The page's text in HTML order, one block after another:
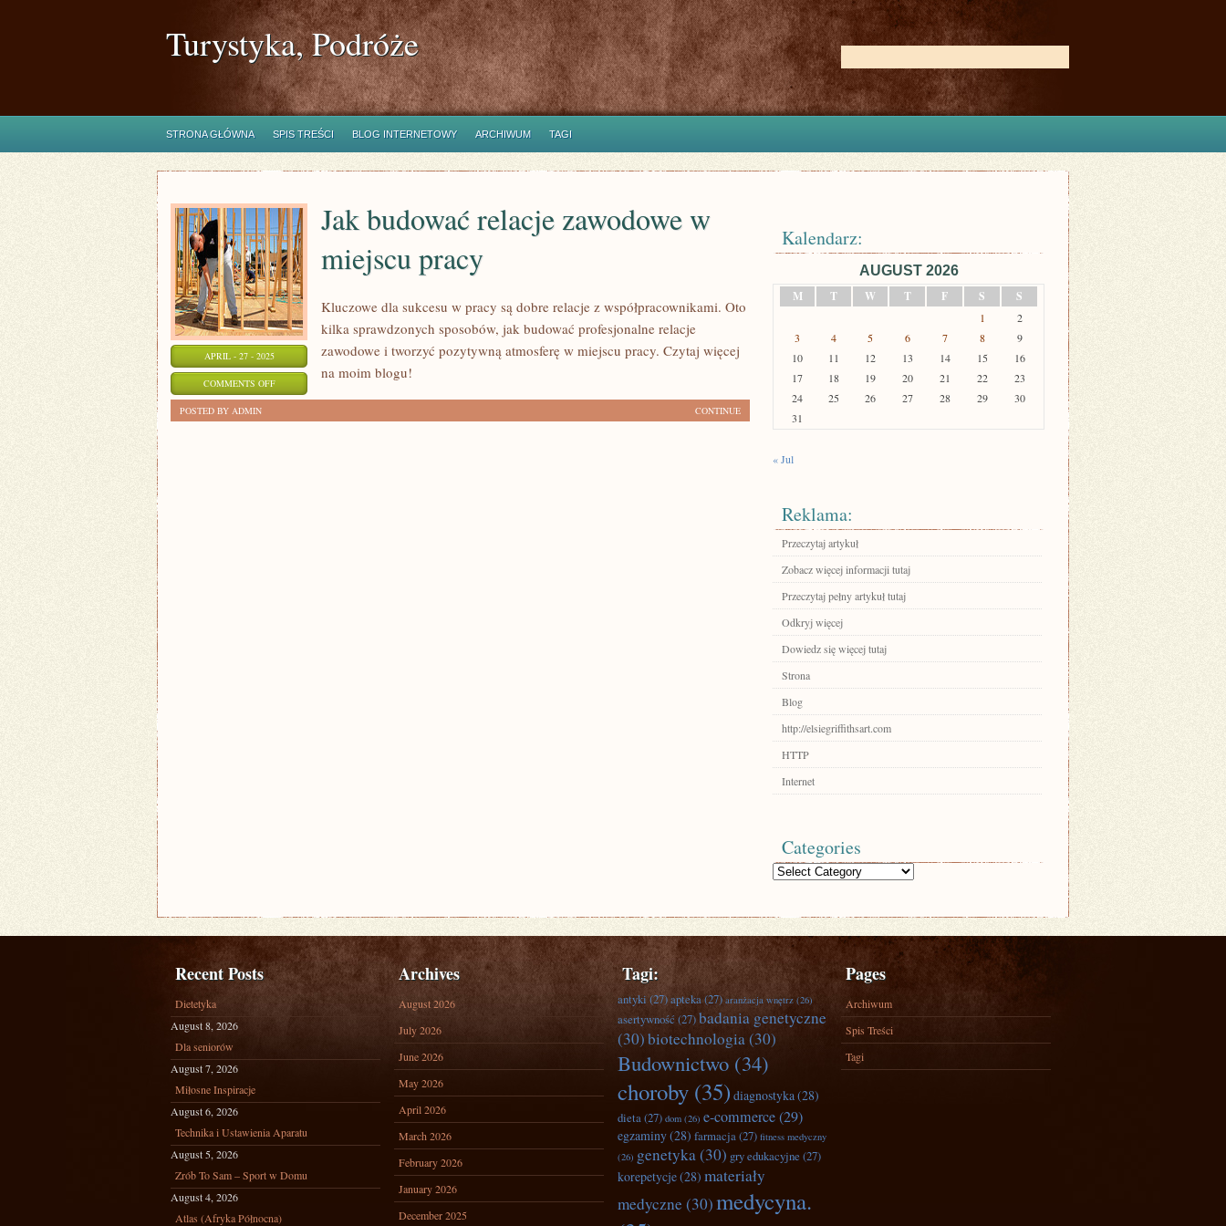
Turystyka, Podróże
STRONA GŁÓWNA SPIS TREŚCI BLOG INTERNETOWY ARCHIWUM TAGI
APRIL - 27 - 2025
COMMENTS OFFON
Jak budować relacje zawodowe w
miejscu pracy
Kluczowe dla sukcesu w pracy są dobre relacje z współpracownikami. Oto
kilka sprawdzonych sposobów, jak budować profesjonalne relacje
zawodowe i tworzyć pozytywną atmosferę w miejscu pracy. Czytaj więcej
na moim blogu!
CONTINUE
POSTED BY ADMIN
Kalendarz:
AUGUST 2026
M
T W T F S S
1
2
3
4 5 6 7 8
9
10
11 12 13 14 15
16
17
18 19 20 21 22
23
24
25 26 27 28 29
30
31
« Jul
Reklama:
Przeczytaj artykuł
Zobacz więcej informacji tutaj
Przeczytaj pełny artykuł tutaj
Odkryj więcej
Dowiedz się więcej tutaj
Strona
Blog
http://elsiegriffithsart.com
HTTP
Internet
Categories
Categories
Recent Posts
Dietetyka
August 8, 2026
Dla seniorów
August 7, 2026
Miłosne Inspiracje
August 6, 2026
Technika i Ustawienia Aparatu
August 5, 2026
Zrób To Sam – Sport w Domu
August 4, 2026
Atlas (Afryka Północna)
Archives
August 2026
July 2026
June 2026
May 2026
April 2026
March 2026
February 2026
January 2026
December 2025
Tagi:
antyki(27)apteka(27) aranżacja wnętrz (26)
asertywność (27)badania genetyczne
(30)biotechnologia(30)
Budownictwo (34)
choroby (35) diagnostyka(28)
dieta(27) dom (26) e-commerce(29)
egzaminy(28) farmacja(27) fitness medyczny
(26) genetyka(30) gry edukacyjne (27)
korepetycje(28) materiały
medyczne (30)medycyna.
Pages
Archiwum
Spis Treści
Tagi